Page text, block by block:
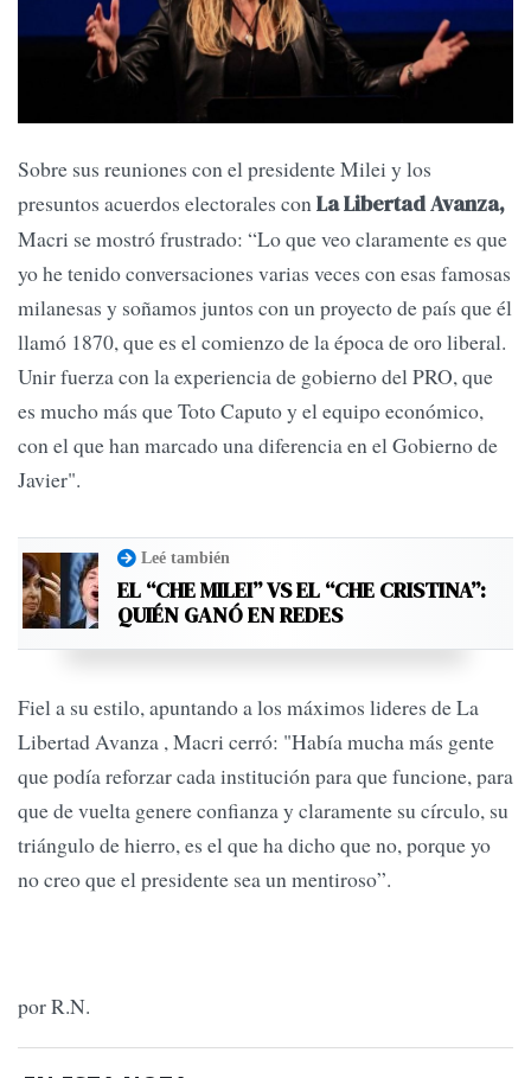
Sobre sus reuniones con el presidente Milei y los
presuntos acuerdos electorales conLa Libertad Avanza,
Macri se mostró frustrado: “Lo que veo claramente es que
yo he tenido conversaciones varias veces con esas famosas
milanesas y soñamos juntos con un proyecto de país que él
llamó 1870, que es el comienzo de la época de oro liberal.
Unir fuerza con la experiencia de gobierno del PRO, que
es mucho más que Toto Caputo y el equipo económico,
con el que han marcado una diferencia en el Gobierno de
Javier".
Leé también
EL “CHE MILEI” VS EL “CHE CRISTINA”:
QUIÉN GANÓ EN REDES
Fiel a su estilo, apuntando a los máximos lideres de La
Libertad Avanza , Macri cerró: "Había mucha más gente
que podía reforzar cada institución para que funcione, para
que de vuelta genere confianza y claramente su círculo, su
triángulo de hierro, es el que ha dicho que no, porque yo
no creo que el presidente sea un mentiroso”.
por R.N.